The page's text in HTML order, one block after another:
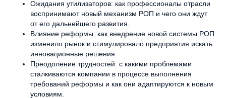
Ожидания утилизаторов: как профессионалы отрасли
воспринимают новый механизм РОП и чего они ждут
от его дальнейшего развития.
Влияние реформы: как внедрение новой системы РОП
изменило рынок и стимулировало предприятия искать
инновационные решения.
Преодоление трудностей: с какими проблемами
сталкиваются компании в процессе выполнения
требований реформы и как они адаптируются к новым
условиям.